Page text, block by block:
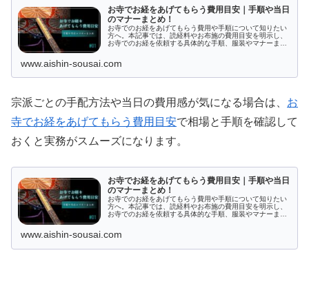
お寺でお経をあげてもらう費用目安｜手順や当日
のマナーまとめ！
お寺でのお経をあげてもらう費用や手順について知りたい
方へ。本記事では、読経料やお布施の費用目安を明示し、
お寺でのお経を依頼する具体的な手順、服装やマナーまで
なっています。敷居が高いと感じる必要はありません。
www.aishin-sousai.com
宗派ごとの手配方法や当日の費用感が気になる場合は、 お
寺でお経をあげてもらう費用目安で相場と手順を確認して
おくと実務がスムーズになります。
お寺でお経をあげてもらう費用目安｜手順や当日
のマナーまとめ！
お寺でのお経をあげてもらう費用や手順について知りたい
方へ。本記事では、読経料やお布施の費用目安を明示し、
お寺でのお経を依頼する具体的な手順、服装やマナーまで
なっています。敷居が高いと感じる必要はありません。
www.aishin-sousai.com